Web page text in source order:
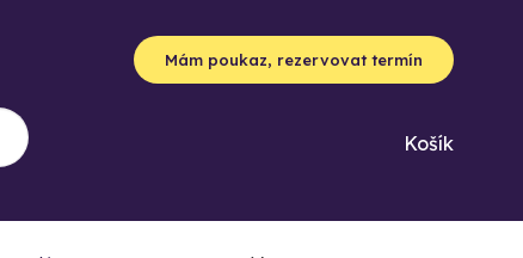
Mám poukaz, rezervovat termín
Košík